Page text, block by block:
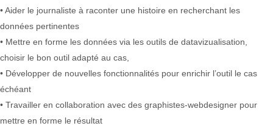
• Aider le journaliste à raconter une histoire en recherchant les
données pertinentes
• Mettre en forme les données via les outils de datavizualisation,
choisir le bon outil adapté au cas,
• Développer de nouvelles fonctionnalités pour enrichir l’outil le cas
échéant
• Travailler en collaboration avec des graphistes-webdesigner pour
mettre en forme le résultat